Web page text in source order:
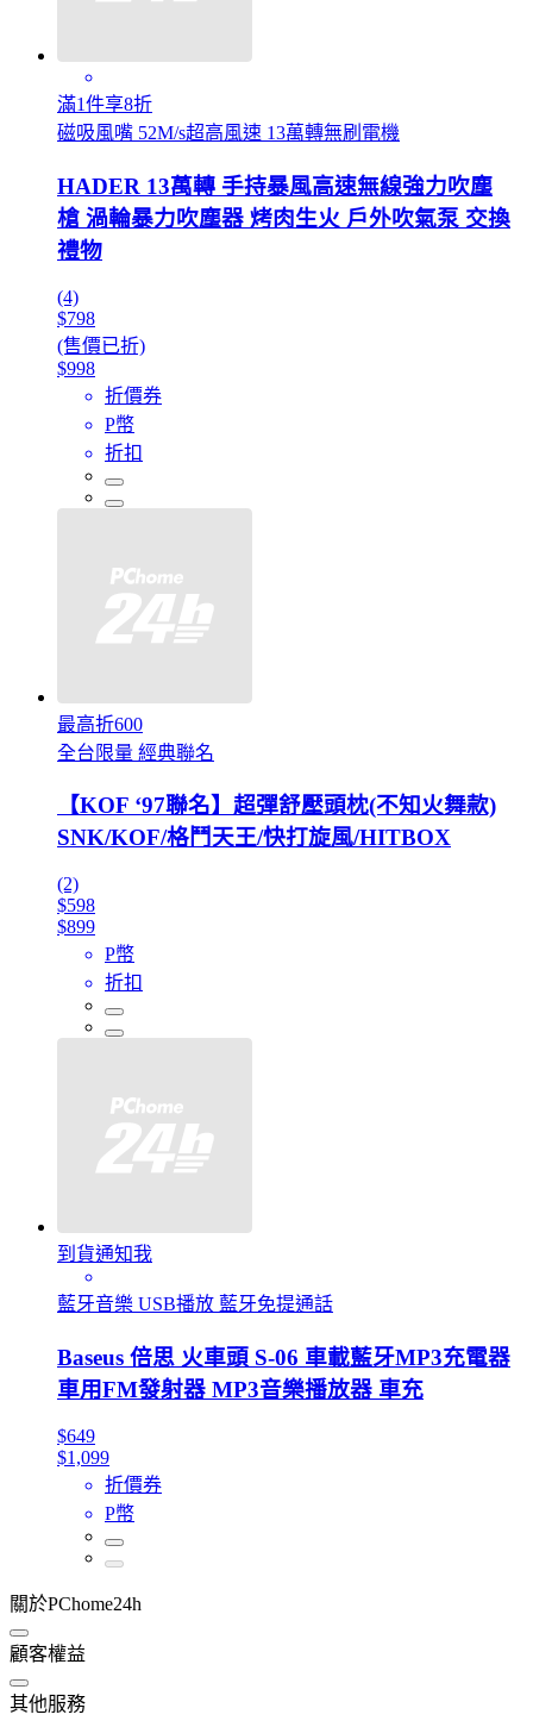
滿1件享8折
磁吸風嘴 52M/s超高風速 13萬轉無刷電機
HADER 13萬轉 手持暴風高速無線強力吹塵
槍 渦輪暴力吹塵器 烤肉生火 戶外吹氣泵 交換
禮物
(4)
$798
(售價已折)
$998
折價券
P幣
折扣
最高折600
全台限量 經典聯名
【KOF ‘97聯名】超彈舒壓頭枕(不知火舞款)
SNK/KOF/格鬥天王/快打旋風/HITBOX
(2)
$598
$899
P幣
折扣
到貨通知我
藍牙音樂 USB播放 藍牙免提通話
Baseus 倍思 火車頭 S-06 車載藍牙MP3充電器
車用FM發射器 MP3音樂播放器 車充
$649
$1,099
折價券
P幣
關於PChome24h
顧客權益
其他服務